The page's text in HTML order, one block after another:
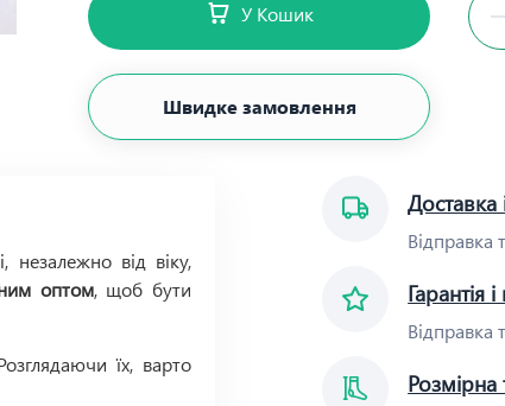
У Кошик
Швидке замовлення
Доставка
Відправка
Гарантія
Відправка
Розмірна
незалежно від віку,
оптом, щоб бути
їх, варто